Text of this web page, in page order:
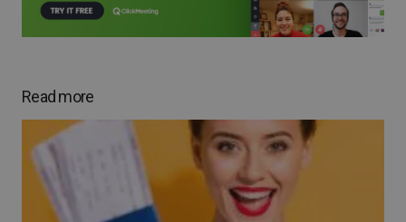
Read more